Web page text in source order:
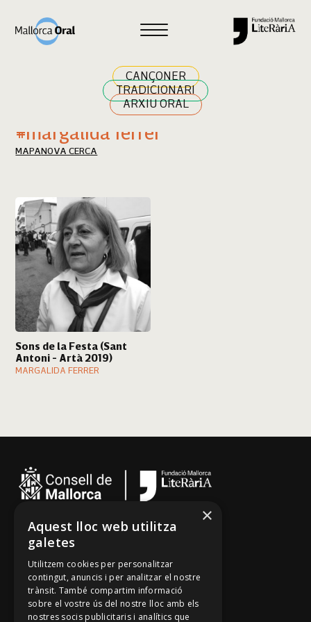
CANÇONER
TRADICIONARI
ARXIU ORAL
Cercar
Resultats cerca
#margalida ferrer
MAPA NOVA CERCA
Sons de la Festa (Sant
Antoni - Artà 2019)
MARGALIDA FERRER
Cançoner
Tradicionari
Arxiu Oral
Contacte
×
Aquest lloc web utilitza
galetes
Utilitzem cookies per personalitzar
contingut, anuncis i per analitzar el nostre
trànsit. També compartim informació
sobre el vostre ús del nostre lloc amb els
nostres socis publicitaris i analítics que